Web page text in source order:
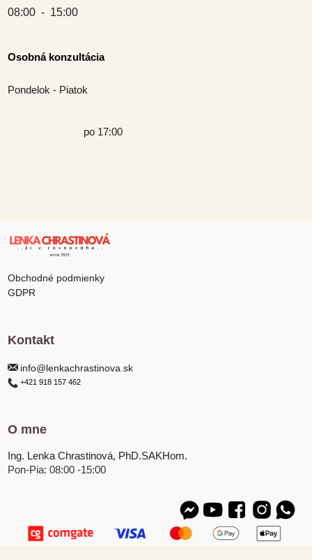
08:00  -  15:00
Osobná konzultácia
Pondelok - Piatok
po 17:00
Obchodné podmienky
GDPR
Kontakt
info@lenkachrastinova.sk
+421 918 157 462
O mne
Ing. Lenka Chrastinová, PhD.SAKHom.
Pon-Pia: 08:00 -15:00